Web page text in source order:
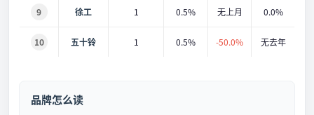
9 徐工 1 0.5% 无上月 0.0%
10 五十铃 1 0.5% -50.0% 无去年
品牌怎么读